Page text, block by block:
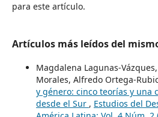
para este artículo.
Artículos más leídos del
Magdalena Lagunas-
Morales, Alfredo Ortega-
y género: cinco teorías y una
desde el Sur , Estudios del